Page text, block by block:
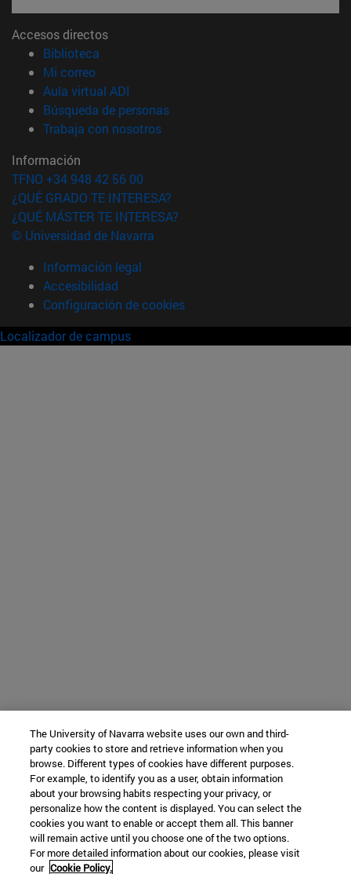
Accesos directos
Biblioteca
Mi correo(abre en nueva ventana)
Aula virtual ADI
Búsqueda de personas(abre en nueva ventana)
Trabaja con nosotros(abre en nueva ventana)
Información
TFNO +34 948 42 56 00
¿QUÉ GRADO TE INTERESA?
¿QUÉ MÁSTER TE INTERESA?
© Universidad de Navarra
Información legal
Accesibilidad
Configuración de cookies
Localizador de campus
The University of Navarra website uses our own and third-
party cookies to store and retrieve information when you
browse. Different types of cookies have different purposes.
For example, to identify you as a user, obtain information
about your browsing habits respecting your privacy, or
personalize how the content is displayed. You can select the
cookies you want to enable or accept them all. This banner
will remain active until you choose one of the two options.
For more detailed information about our cookies, please visit
our Cookie Policy.